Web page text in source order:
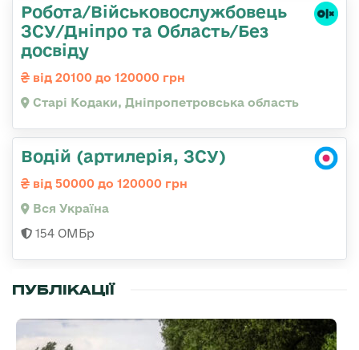
Робота/Військовослужбовець
ЗСУ/Дніпро та Область/Без
досвіду
від 20100 до 120000 грн
Старі Кодаки, Дніпропетровська область
Водій (артилерія, ЗСУ)
від 50000 до 120000 грн
Вся Україна
154 ОМБр
ПУБЛІКАЦІЇ